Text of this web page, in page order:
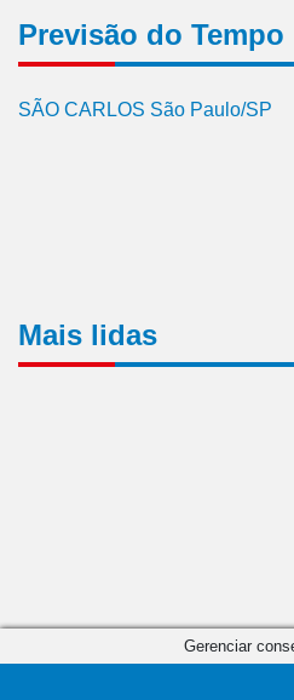
Previsão do Tempo
SÃO CARLOS São Paulo/SP
Mais lidas
Gerenciar